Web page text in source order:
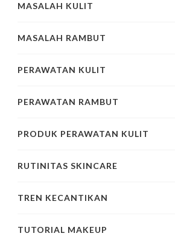
MASALAH KULIT
MASALAH RAMBUT
PERAWATAN KULIT
PERAWATAN RAMBUT
PRODUK PERAWATAN KULIT
RUTINITAS SKINCARE
TREN KECANTIKAN
TUTORIAL MAKEUP